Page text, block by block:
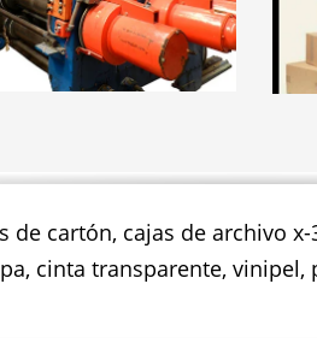
cartón, cajas de archivo
cinta transparente, vinipel,